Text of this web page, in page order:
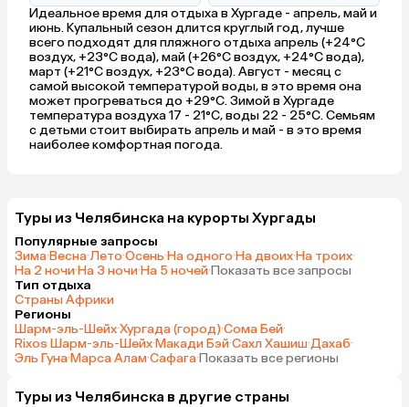
Идеальное время для отдыха в Хургаде - апрель, май и
июнь. Купальный сезон длится круглый год, лучше
всего подходят для пляжного отдыха апрель (+24°C
воздух, +23°C вода), май (+26°C воздух, +24°C вода),
март (+21°C воздух, +23°C вода). Август - месяц с
самой высокой температурой воды, в это время она
может прогреваться до +29°C. Зимой в Хургаде
температура воздуха 17 - 21°C, воды 22 - 25°C. Семьям
с детьми стоит выбирать апрель и май - в это время
наиболее комфортная погода.
Туры из Челябинска на курорты Хургады
Популярные запросы
Зима·Весна·Лето·Осень·На одного·На двоих·На троих·
На 2 ночи·На 3 ночи·На 5 ночей·Показать все запросы
Тип отдыха
Страны Африки
Регионы
Шарм-эль-Шейх·Хургада (город)·Сома Бей·
Rixos Шарм-эль-Шейх·Макади Бэй·Сахл Хашиш·Дахаб·
Эль Гуна·Марса Алам·Сафага·Показать все регионы
Туры из Челябинска в другие страны